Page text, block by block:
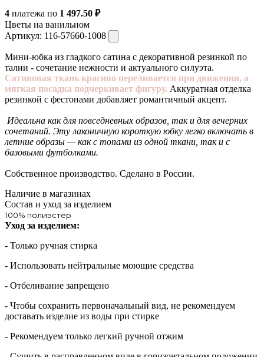
4 платежа по 1 497.50 ₽
Цветы на ванильном
Артикул: 116-57660-1008
Мини-юбка из гладкого сатина с декоративной резинкой по
талии - сочетание нежности и актуального силуэта.
Сатиновая ткань красиво переливается при движении, а
мягкая посадка подчеркивает фигуру. Аккуратная отделка
резинкой с фестонами добавляет романтичный акцент.
Идеальна как для повседневных образов, так и для вечерних
сочетаний. Эту лаконичную короткую юбку легко включать в
летние образы — как с топами из одной ткани, так и с
базовыми футболками.
Собственное производство. Сделано в России.
Наличие в магазинах
Состав и уход за изделием
100% полиэстер
Уход за изделием:
- Только ручная стирка
- Использовать нейтральные моющие средства
- Отбеливание запрещено
- Чтобы сохранить первоначальный вид, не рекомендуем
доставать изделие из воды при стирке
- Рекомендуем только легкий ручной отжим